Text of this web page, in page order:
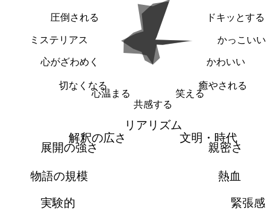
ドキッとする
かっこいい
かわいい
癒やされる
笑える
共感する
心温まる
切なくなる
心がざわめく
ミステリアス
圧倒される
リアリズム
文明・時代
親密さ
熱血
緊張感
実験的
物語の規模
展開の強さ
解釈の広さ